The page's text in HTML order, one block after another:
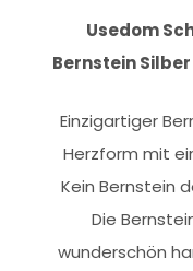
Usedom
Bernstein Silber
Einzigartiger
Herzform mit
Kein Bernstein
Die
wunderschön